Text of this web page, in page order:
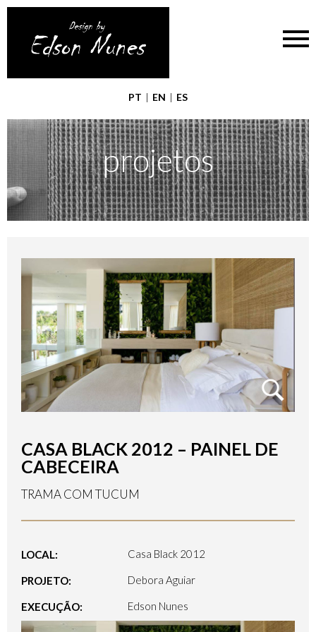
PT | EN | ES
projetos
CASA BLACK 2012 – PAINEL DE
CABECEIRA
TRAMA COM TUCUM
LOCAL: Casa Black 2012
PROJETO: Debora Aguiar
EXECUÇÃO: Edson Nunes